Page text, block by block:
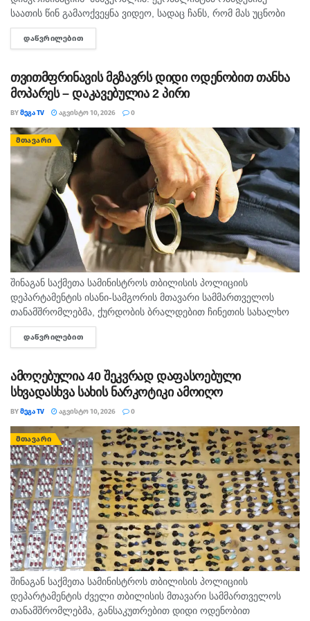
საათის წინ გამაოქვეყნა ვიდეო, სადაც ჩანს, რომ მას უცნობი
პირი შეურაცხყოფას აყენებს და გვერდზე გაყოლას აიძულებს.
ისმის დანის დარტყმის მუქარაც....
ᲓᲐᲬᲕᲠᲘᲚᲔᲑᲘᲗ
თვითმფრინავის მგზავრს დიდი ოდენობით თანხა
მოპარეს – დაკავებულია 2 პირი
BYᲛᲔᲒᲐ TV ᲐᲒᲕᲘᲡᲢᲝ 10, 2026 0
ᲛᲗᲐᲕᲐᲠᲘ
შინაგან საქმეთა სამინისტროს თბილისის პოლიციის
დეპარტამენტის ისანი-სამგორის მთავარი სამმართველოს
თანამშრომლებმა, ქურდობის ბრალდებით ჩინეთის სახალხო
რესპუბლიკის 2 მოქალაქე დააკავეს. უწყების ცნობით,
გამოძიებით დადგინდა, რომ ბრალდებულები ერთ-ერთი
ᲓᲐᲬᲕᲠᲘᲚᲔᲑᲘᲗ
ამოღებულია 40 შეკვრად დაფასოებული
სხვადასხვა სახის ნარკოტიკი ამოიღო
BYᲛᲔᲒᲐ TV ᲐᲒᲕᲘᲡᲢᲝ 10, 2026 0
ᲛᲗᲐᲕᲐᲠᲘ
შინაგან საქმეთა სამინისტროს თბილისის პოლიციის
დეპარტამენტის ძველი თბილისის მთავარი სამმართველოს
თანამშრომლებმა, განსაკუთრებით დიდი ოდენობით